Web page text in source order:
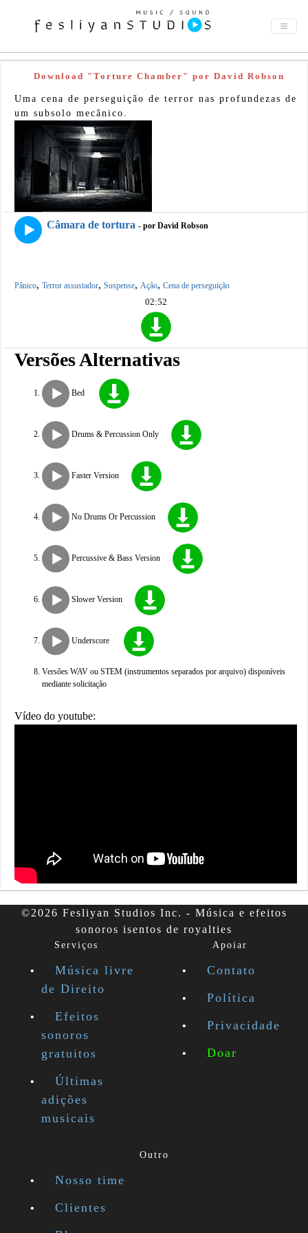
Download "Torture Chamber" por David Robson
Uma cena de perseguição de terror nas profundezas de
um subsolo mecânico.
Câmara de tortura - por David Robson
Pânico, Terror assustador, Suspense, Ação, Cena de perseguição
02:52
Versões Alternativas
Bed
Drums & Percussion Only
Faster Version
No Drums Or Percussion
Percussive & Bass Version
Slower Version
Underscore
Versões WAV ou STEM (instrumentos separados por arquivo) disponíveis
mediante solicitação
Vídeo do youtube:
©2026 Fesliyan Studios Inc. - Música e efeitos
sonoros isentos de royalties
Serviços
Música livre
de Direito
Efeitos
sonoros
gratuitos
Últimas
adições
musicais
Apoiar
Contato
Política
Privacidade
Doar
Outro
Nosso time
Clientes